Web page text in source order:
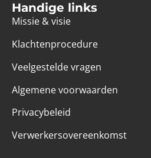
Handige links
Missie & visie
Klachtenprocedure
Veelgestelde vragen
Algemene voorwaarden
Privacybeleid
Verwerkersovereenkomst